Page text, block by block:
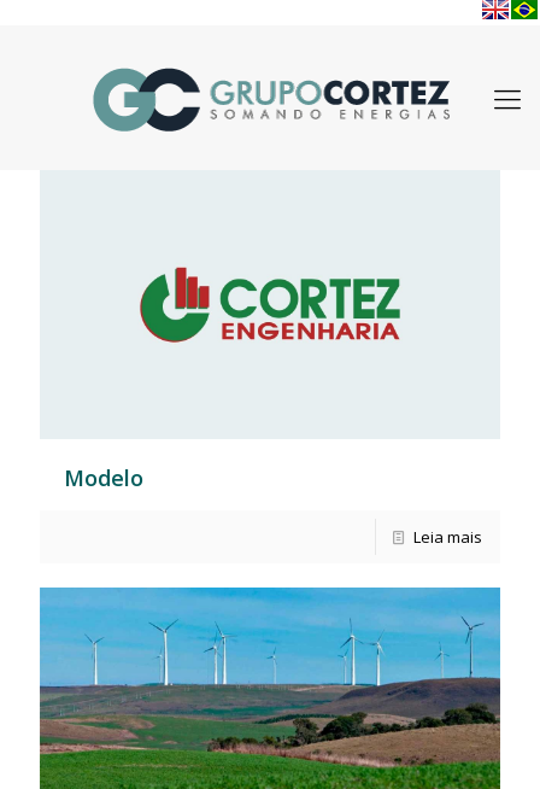
Modelo
Leia mais